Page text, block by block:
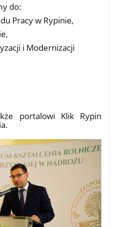
do:
Pracy w Rypinie,
i Modernizacji
portalowi Klik Rypin